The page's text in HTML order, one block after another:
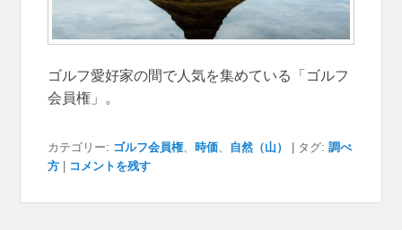
ゴルフ愛好家の間で人気を集めている「ゴルフ
会員権」。
カテゴリー: ゴルフ会員権、時価、 自然（山） タグ: 調べ
方
コメントを残す